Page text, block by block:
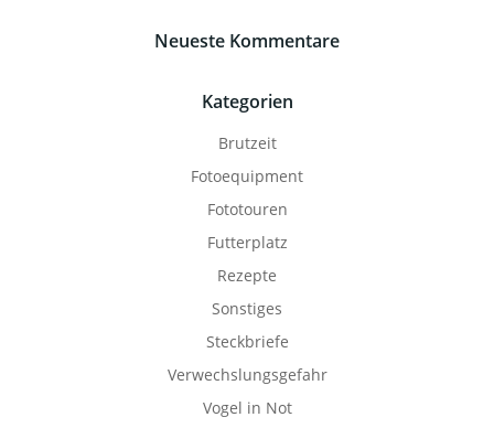
Neueste Kommentare
Kategorien
Brutzeit
Fotoequipment
Fototouren
Futterplatz
Rezepte
Sonstiges
Steckbriefe
Verwechslungsgefahr
Vogel in Not